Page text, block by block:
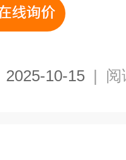
2025-10-15 | 阅